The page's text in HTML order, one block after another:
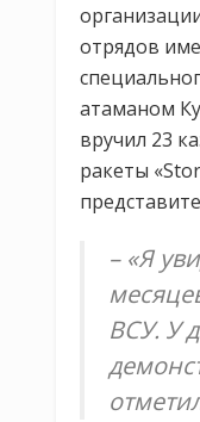
отрядов
атаманом
вручил 23
ракеты
– «Я
ВСУ. У